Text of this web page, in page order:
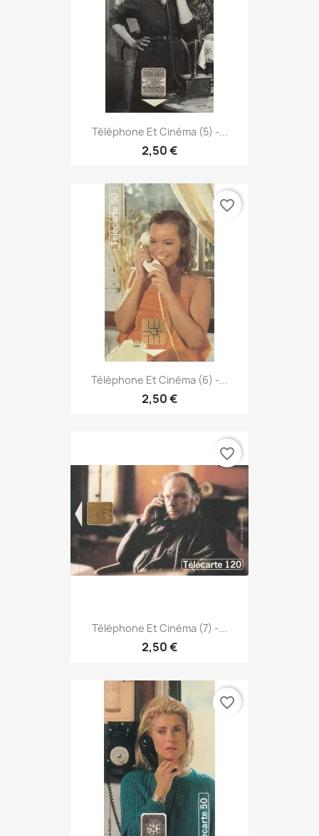
Téléphone Et Cinéma (5) -...
2,50 €
Téléphone Et Cinéma (6) -...
2,50 €
favorite_border
Téléphone Et Cinéma (7) -...
2,50 €
favorite_border
favorite_border